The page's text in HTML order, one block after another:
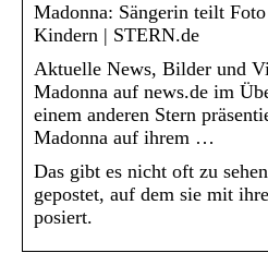
Madonna: Sängerin teilt
Kindern | STERN.de
Aktuelle News, Bilder und
Madonna auf news.de im
einem anderen Stern
Madonna auf ihrem …
Das gibt es nicht oft zu
gepostet, auf dem sie mit
posiert.